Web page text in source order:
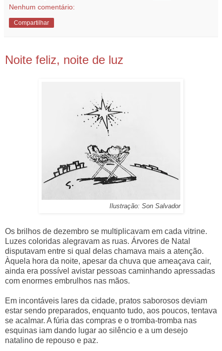
Nenhum comentário:
Compartilhar
Noite feliz, noite de luz
Ilustração: Son Salvador
Os brilhos de dezembro se multiplicavam em cada vitrine.
Luzes coloridas alegravam as ruas. Árvores de Natal
disputavam entre si qual delas chamava mais a atenção.
Àquela hora da noite, apesar da chuva que ameaçava cair,
ainda era possível avistar pessoas caminhando apressadas
com enormes embrulhos nas mãos.
Em incontáveis lares da cidade, pratos saborosos deviam
estar sendo preparados, enquanto tudo, aos poucos, tentava
se acalmar. A fúria das compras e o tromba-tromba nas
esquinas iam dando lugar ao silêncio e a um desejo
natalino de repouso e paz.